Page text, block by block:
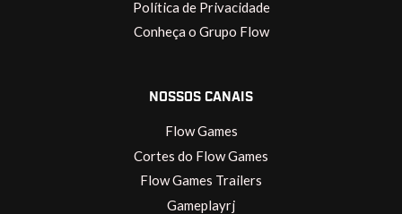
Política de Privacidade
Conheça o Grupo Flow
NOSSOS CANAIS
Flow Games
Cortes do Flow Games
Flow Games Trailers
Gameplayrj